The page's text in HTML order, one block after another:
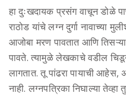
हा दुःखदायक प्रसंग वाचून डोळे
राठोड यांचे लग्न दुर्गा नावाच्या
आजोबा मरण पावतात आणि
पावते. त्यामुळे लेखकाचे वडील
लागतात. तू पांढरा पायाची
नाही. लग्नपत्रिका निघाल्या